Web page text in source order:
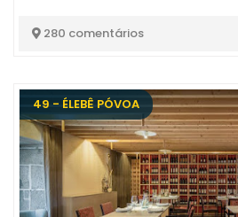
280 comentários
49 - ÉLEBÊ PÓVOA